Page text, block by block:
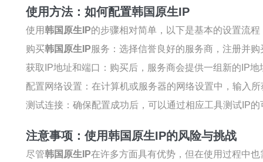
使用方法：如何配置韩国原生IP
使用韩国原生IP的步骤相对简单，以下是基本的设置流程
购买韩国原生IP服务：选择信誉良好的服务商，注册并
获取IP地址和端口：购买后，服务商会提供一组新的IP地
配置网络设置：在计算机或服务器的网络设置中，输入
测试连接：确保配置成功后，可以通过相应工具测试IP
注意事项：使用韩国原生IP的风险与挑战
尽管韩国原生IP在许多方面具有优势，但在使用过程中